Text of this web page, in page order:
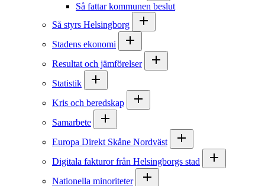
Så fattar kommunen beslut
Så styrs Helsingborg
Stadens ekonomi
Resultat och jämförelser
Statistik
Kris och beredskap
Samarbete
Europa Direkt Skåne Nordväst
Digitala fakturor från Helsingborgs stad
Nationella minoriteter